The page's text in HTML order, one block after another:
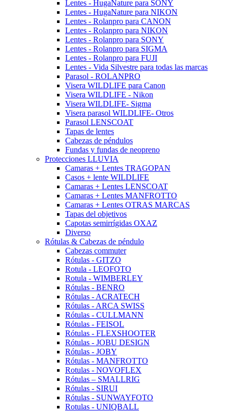
Lentes - HugaNature para SONY
Lentes - HugaNature para NIKON
Lentes - Rolanpro para CANON
Lentes - Rolanpro para NIKON
Lentes - Rolanpro para SONY
Lentes - Rolanpro para SIGMA
Lentes - Rolanpro para FUJI
Lentes - Vida Silvestre para todas las marcas
Parasol - ROLANPRO
Visera WILDLIFE para Canon
Visera WILDLIFE - Nikon
Visera WILDLIFE- Sigma
Visera parasol WILDLIFE- Otros
Parasol LENSCOAT
Tapas de lentes
Cabezas de péndulos
Fundas y fundas de neopreno
Protecciones LLUVIA
Camaras + Lentes TRAGOPAN
Casos + lente WILDLIFE
Camaras + Lentes LENSCOAT
Camaras + Lentes MANFROTTO
Camaras + Lentes OTRAS MARCAS
Tapas del objetivos
Capotas semirrígidas OXAZ
Diverso
Rótulas & Cabezas de péndulo
Cabezas commuter
Rótulas - GITZO
Rotula - LEOFOTO
Rotula - WIMBERLEY
Rótulas - BENRO
Rótulas - ACRATECH
Rótulas - ARCA SWISS
Rótulas - CULLMANN
Rótulas - FEISOL
Rótulas - FLEXSHOOTER
Rótulas - JOBU DESIGN
Rótulas - JOBY
Rótulas - MANFROTTO
Rotulas - NOVOFLEX
Rótulas – SMALLRIG
Rótulas - SIRUI
Rótulas - SUNWAYFOTO
Rotulas - UNIQBALL